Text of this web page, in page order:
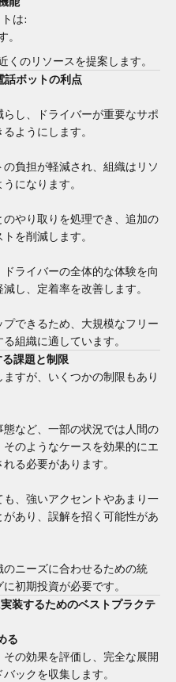
は:
。
のリソースを提案します。
話ボットの利点
し、ドライバーが重要なサポ
ようにします。
負担が軽減され、組織はリソ
になります。
やり取りを処理でき、追加の
を削減します。
ライバーの全体的な体験を向
し、定着率を改善します。
できるため、大規模なフリー
組織に適しています。
課題と制限
すが、いくつかの制限もあり
など、一部の状況では人間の
のようなケースを効果的にエ
る必要があります。
、強いアクセントやあまり一
あり、誤解を招く可能性があ
ニーズに合わせるための統
初期投資が必要です。
装するためのベストプラクテ
る
の効果を評価し、完全な展開
ックを収集します。